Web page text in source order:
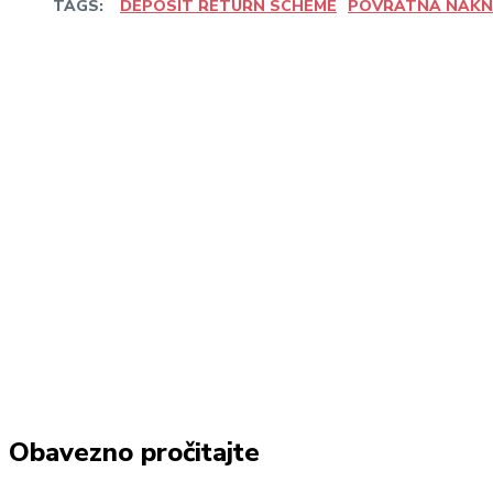
TAGS: DEPOSIT RETURN SCHEME POVRATNA
Obavezno pročitajte